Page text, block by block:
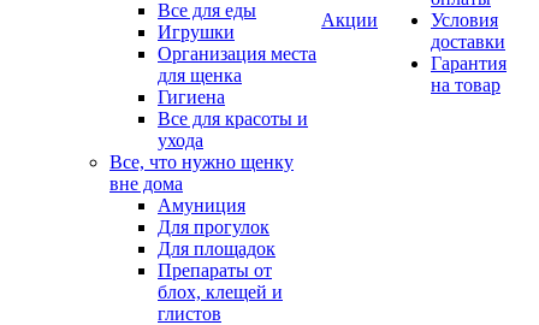
Все для еды
Игрушки
Организация места
для щенка
Гигиена
Все для красоты и
ухода
Все, что нужно щенку
вне дома
Амуниция
Для прогулок
Для площадок
Препараты от
блох, клещей и
глистов
Акции
Условия
доставки
Гарантия
на товар